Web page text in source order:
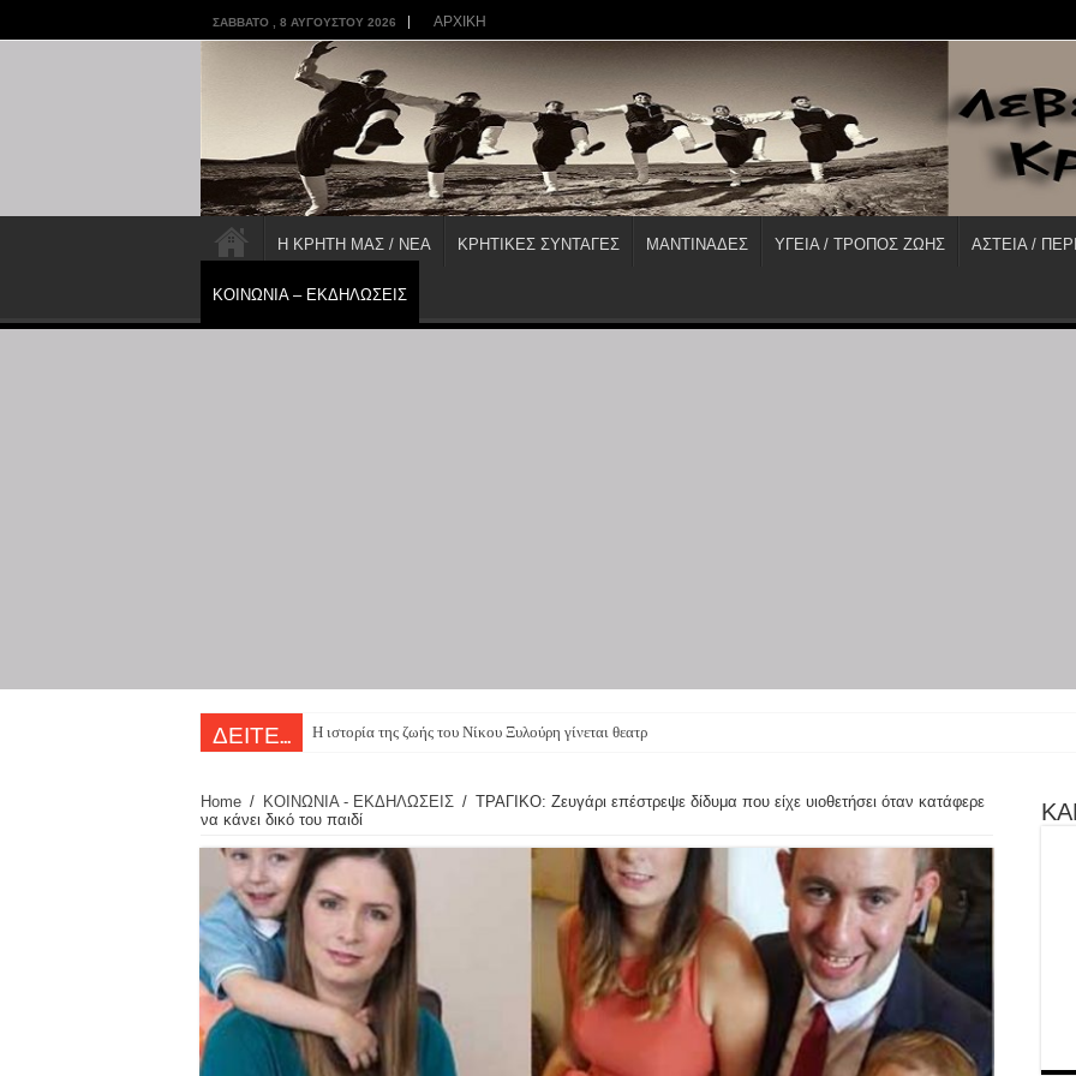
ΣΆΒΒΑΤΟ , 8 ΑΥΓΟΎΣΤΟΥ 2026 ΑΡΧΙΚΗ
Η ΚΡΗΤΗ ΜΑΣ / ΝΕΑ ΚΡΗΤΙΚΕΣ ΣΥΝΤΑΓΕΣ ΜΑΝΤΙΝΑΔΕΣ ΥΓΕΙΑ / ΤΡΟΠΟΣ ΖΩΗΣ ΑΣΤΕΙΑ /
ΚΟΙΝΩΝΙΑ – ΕΚΔΗΛΩΣΕΙΣ
ΔΕΙΤΕ... Η ιστορία της ζωής του Νίκου Ξυλούρη γίνεται θεατρική παρ
Home / ΚΟΙΝΩΝΙΑ - ΕΚΔΗΛΩΣΕΙΣ / ΤΡΑΓΙΚΟ: Ζευγάρι επέστρεψε δίδυμα που είχε υιοθετήσει όταν κατάφερε
να κάνει δικό του παιδί